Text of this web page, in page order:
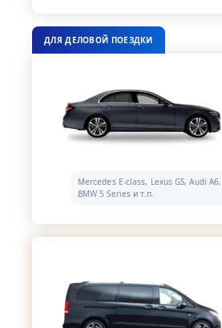
ДЛЯ ДЕЛОВОЙ ПОЕЗДКИ
Mercedes E-class, Lexus GS, Audi A6,
BMW 5 Series и т.п.